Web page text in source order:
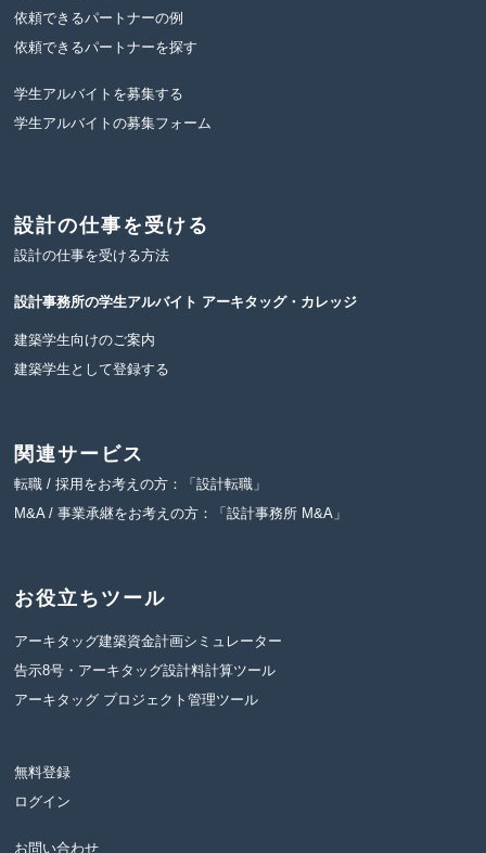
依頼できるパートナーの例
依頼できるパートナーを探す
学生アルバイトを募集する
学生アルバイトの募集フォーム
設計の仕事を受ける
設計の仕事を受ける方法
設計事務所の学生アルバイト アーキタッグ・カレッジ
建築学生向けのご案内
建築学生として登録する
関連サービス
転職 / 採用をお考えの方：「設計転職」
M&A / 事業承継をお考えの方：「設計事務所 M&A」
お役立ちツール
アーキタッグ建築資金計画シミュレーター
告示8号・アーキタッグ設計料計算ツール
アーキタッグ プロジェクト管理ツール
無料登録
ログイン
お問い合わせ